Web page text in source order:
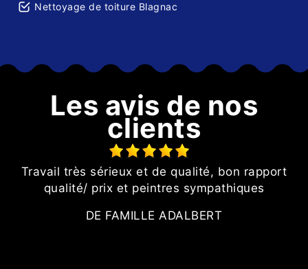
Nettoyage de toiture Blagnac
Les avis de nos
clients
Travail très sérieux et de qualité, bon rapport
qualité/ prix et peintres sympathiques
DE FAMILLE ADALBERT